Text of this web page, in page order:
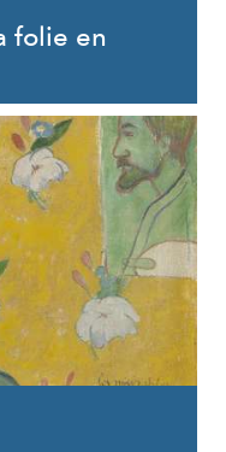
folie en